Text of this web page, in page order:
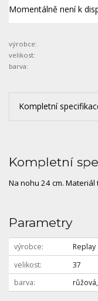
Momentálně není k
výrobce:
velikost:
barva:
Kompletní
Kompletní
Na nohu 24 cm.
Parametry
výrobce
Replay
velikost
37
barva